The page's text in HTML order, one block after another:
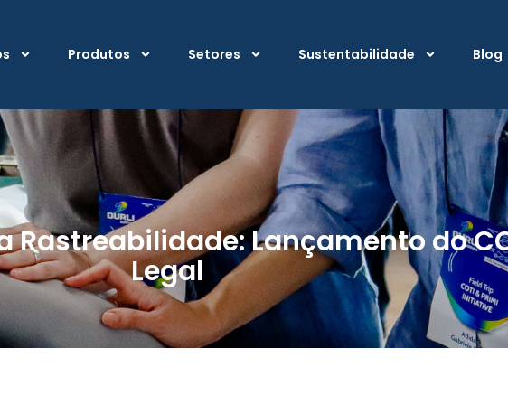
Produtos Setores Sustentabilidade Blog
Lançamento do
Legal